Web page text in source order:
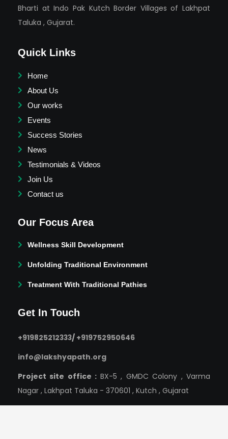
Bharti at Indo Pak Kutch Border Villages of Lakhpat
Taluka , Gujarat.
Quick Links
Home
About Us
Our works
Events
Success Stories
News
Testimonials & Videos
Join Us
Contact us
Our Focus Area
Wellness Skill Development
Unfolding Traditional Environment
Treatment With Traditional Pathies
Get In Touch
+919825212333/ +919752950646
info@lakshyapath.org
Project site office : BX-5 , GMDC Colony , Varma
Nagar , Lakhpat Taluka - 370601 , Kutch , Gujarat